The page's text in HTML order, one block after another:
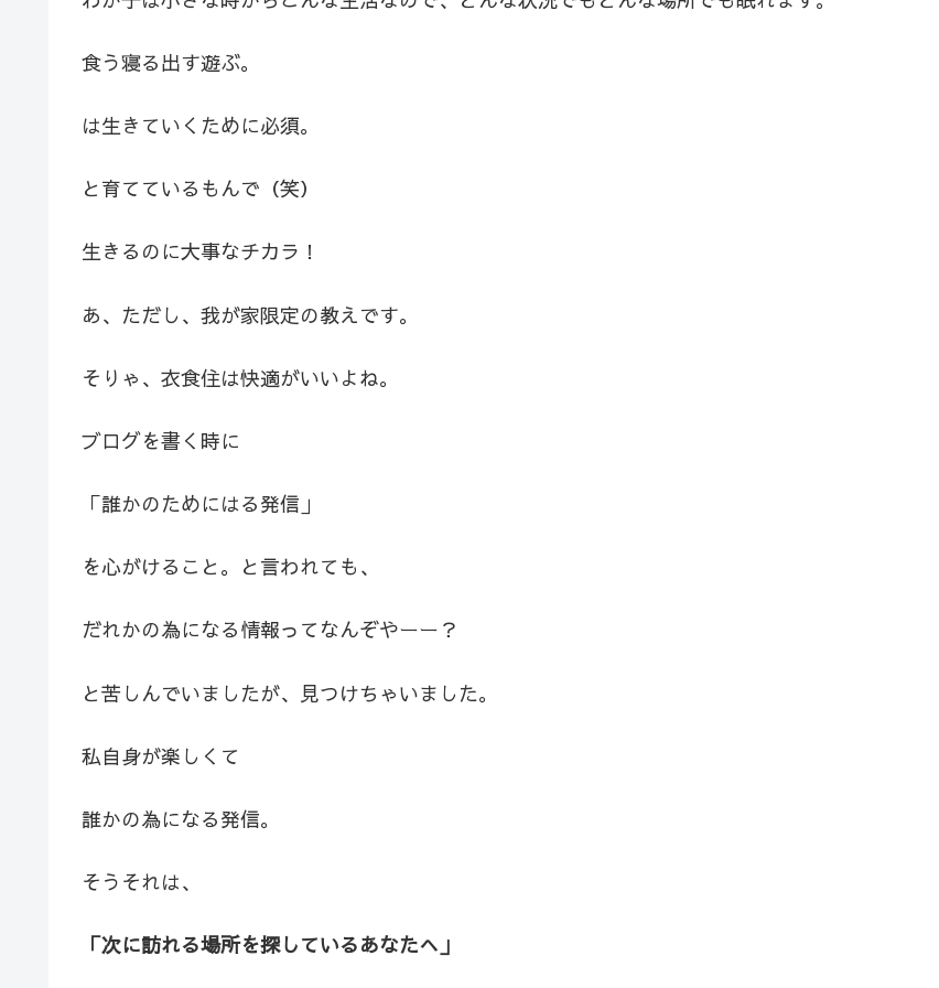
食う寝る出す遊ぶ。
は生きていくために必須。
と育てているもんで（笑）
生きるのに大事なチカラ！
あ、ただし、我が家限定の教えです。
そりゃ、衣食住は快適がいいよね。
ブログを書く時に
「誰かのためにはる発信」
を心がけること。と言われても、
だれかの為になる情報ってなんぞやーー？
と苦しんでいましたが、見つけちゃいました。
私自身が楽しくて
誰かの為になる発信。
そうそれは、
「次に訪れる場所を探しているあなたへ」